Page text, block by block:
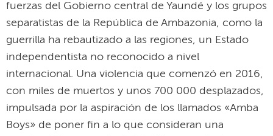
fuerzas del Gobierno central de Yaundé y los grupos
separatistas de la República de Ambazonia, como la
guerrilla ha rebautizado a las regiones, un Estado
independentista no reconocido a nivel
internacional. Una violencia que comenzó en 2016,
con miles de muertos y unos 700 000 desplazados,
impulsada por la aspiración de los llamados «Amba
Boys» de poner fin a lo que consideran una